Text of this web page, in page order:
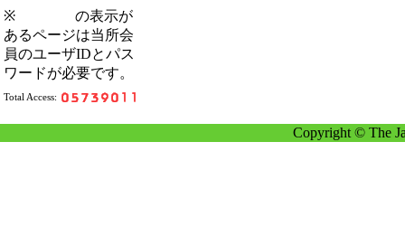
※
の表示が
あるページは当所会
員のユーザIDとパス
ワードが必要です。
Total Access:
Copyright © The